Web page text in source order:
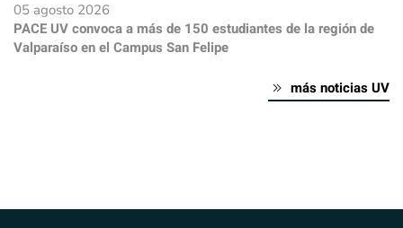
05 agosto 2026
PACE UV convoca a más de 150 estudiantes de la región de
Valparaíso en el Campus San Felipe
más noticias UV